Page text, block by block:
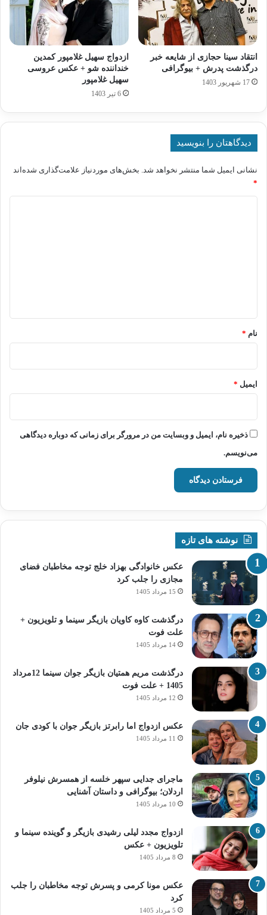
انتقاد سینا حجازی از شایعه خبر
درگذشت پدرش + بیوگرافی
17 شهریور 1403
ازدواج سهیل غلامپور کمدین
خنداننده شو + عکس عروسی
سهیل غلامپور
6 تیر 1403
دیدگاهتان را بنویسید
نشانی ایمیل شما منتشر نخواهد شد. بخش‌های موردنیاز علامت‌گذاری شده‌اند
*
نام *
ایمیل *
ذخیره نام، ایمیل و وبسایت من در مرورگر برای زمانی که دوباره دیدگاهی
می‌نویسم.
نوشته های تازه
عکس خانوادگی بهزاد خلج توجه مخاطبان فضای
مجازی را جلب کرد
15 مرداد 1405
درگذشت کاوه کاویان بازیگر سینما و تلویزیون +
علت فوت
14 مرداد 1405
درگذشت مریم همتیان بازیگر جوان سینما 12مرداد
1405 + علت فوت
12 مرداد 1405
عکس ازدواج اما رابرتز بازیگر جوان با کودی جان
11 مرداد 1405
ماجرای جدایی سپهر خلسه از همسرش نیلوفر
اردلان؛ بیوگرافی و داستان آشنایی
10 مرداد 1405
ازدواج مجدد لیلی رشیدی بازیگر و گوینده سینما و
تلویزیون + عکس
8 مرداد 1405
عکس مونا کرمی و پسرش توجه مخاطبان را جلب
کرد
5 مرداد 1405